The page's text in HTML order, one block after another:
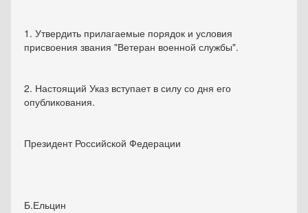
1. Утвердить прилагаемые порядок и условия
присвоения звания "Ветеран военной службы".
2. Настоящий Указ вступает в силу со дня его
опубликования.
Президент Российской Федерации
Б.Ельцин